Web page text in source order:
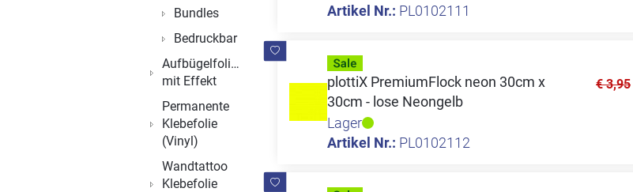
Artikel Nr.: PL0102111
plottiX PremiumFlock neon 30cm x
30cm - lose Neongelb
Lager
Artikel Nr.: PL0102112
€ 3,95
Bundles
Bedruckbar
Aufbügelfolien
mit Effekt
Permanente
Klebefolie
(Vinyl)
Wandtattoo
Klebefolie